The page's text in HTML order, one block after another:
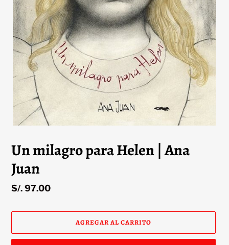
Un milagro para Helen | Ana
Juan
Precio
S/. 97.00
AGREGAR AL CARRITO